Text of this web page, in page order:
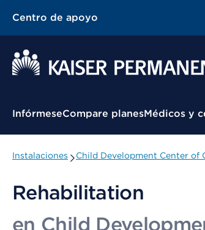
Centro de apoyo
Menú contextual
InfórmeseCompare planesMédicos y
Instalaciones Child Development Center of
Rehabilitation
en Child